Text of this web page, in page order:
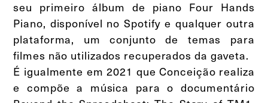
seu primeiro álbum de piano Four Hands
Piano, disponível no Spotify e qualquer outra
plataforma, um conjunto de temas para
filmes não utilizados recuperados da gaveta.
É igualmente em 2021 que Conceição realiza
e compõe a música para o documentário